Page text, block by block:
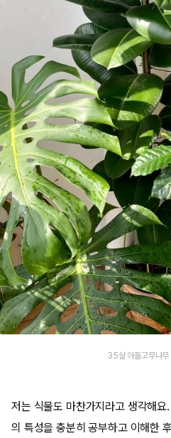
35살 아들고무나무
저는 식물도 마찬가지라고 생각해
의 특성을 충분히 공부하고 이해한